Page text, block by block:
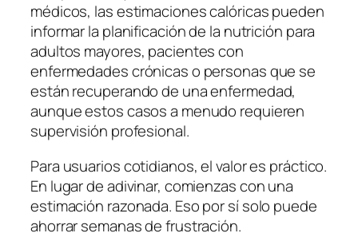
médicos, las estimaciones calóricas pueden
informar la planificación de la nutrición para
adultos mayores, pacientes con
enfermedades crónicas o personas que se
están recuperando de una enfermedad,
aunque estos casos a menudo requieren
supervisión profesional.
Para usuarios cotidianos, el valor es práctico.
En lugar de adivinar, comienzas con una
estimación razonada. Eso por sí solo puede
ahorrar semanas de frustración.